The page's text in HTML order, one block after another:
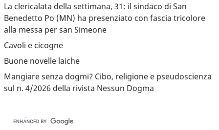
La clericalata della settimana, 31: il sindaco di San
Benedetto Po (MN) ha presenziato con fascia tricolore
alla messa per san Simeone
Cavoli e cicogne
Buone novelle laiche
Mangiare senza dogmi? Cibo, religione e pseudoscienza
sul n. 4/2026 della rivista Nessun Dogma